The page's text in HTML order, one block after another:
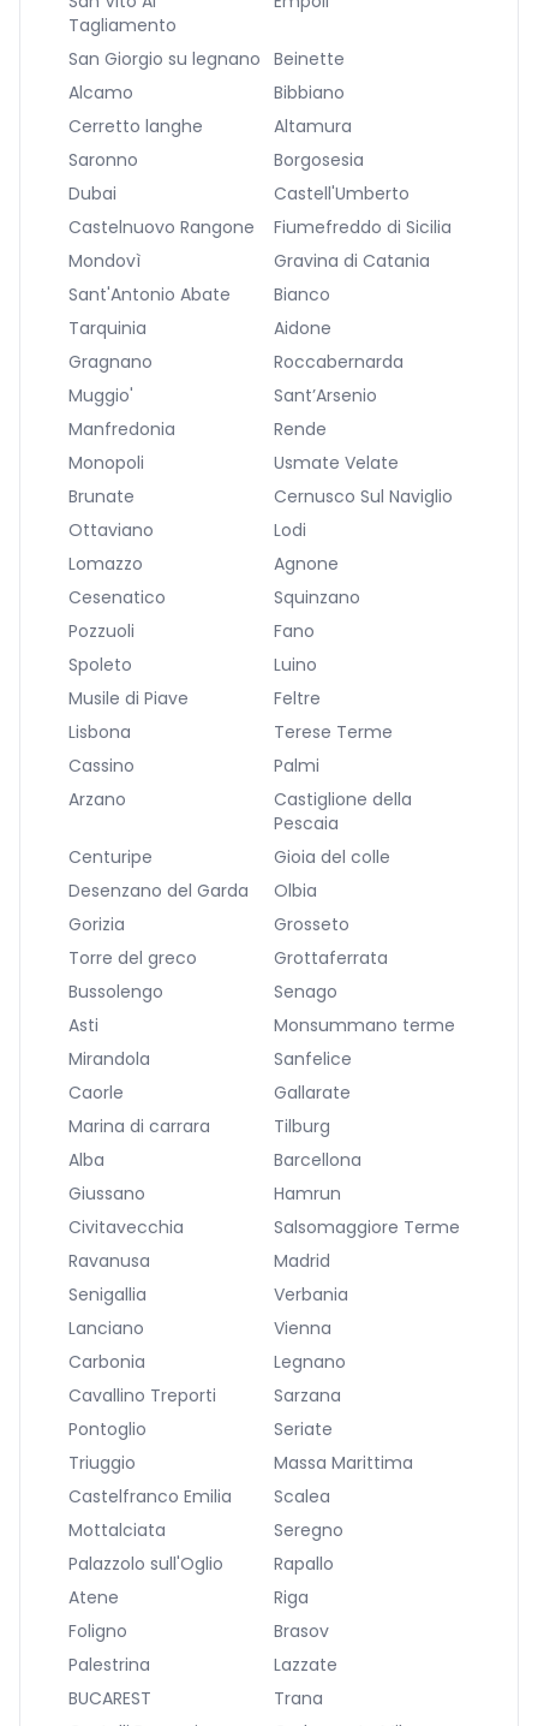
Tagliamento
San Giorgio su legnano Beinette
Alcamo
Bibbiano
Cerretto langhe
Altamura
Saronno
Borgosesia
Dubai
Castell'Umberto
Castelnuovo Rangone
Fiumefreddo di Sicilia
Mondovì
Gravina di Catania
Sant'Antonio Abate
Bianco
Tarquinia
Aidone
Gragnano
Roccabernarda
Muggio'
Sant’Arsenio
Manfredonia
Rende
Monopoli
Usmate Velate
Brunate
Cernusco Sul Naviglio
Ottaviano
Lodi
Lomazzo
Agnone
Cesenatico
Squinzano
Pozzuoli
Fano
Spoleto
Luino
Musile di Piave
Feltre
Lisbona
Terese Terme
Cassino
Palmi
Arzano
Castiglione della
Pescaia
Centuripe
Gioia del colle
Desenzano del Garda
Olbia
Gorizia
Grosseto
Torre del greco
Grottaferrata
Bussolengo
Senago
Asti
Monsummano terme
Mirandola
Sanfelice
Caorle
Gallarate
Marina di carrara
Tilburg
Alba
Barcellona
Giussano
Hamrun
Civitavecchia
Salsomaggiore Terme
Ravanusa
Madrid
Senigallia
Verbania
Lanciano
Vienna
Carbonia
Legnano
Cavallino Treporti
Sarzana
Pontoglio
Seriate
Triuggio
Massa Marittima
Castelfranco Emilia
Scalea
Mottalciata
Seregno
Palazzolo sull'Oglio
Rapallo
Atene
Riga
Foligno
Brasov
Palestrina
Lazzate
BUCAREST
Trana